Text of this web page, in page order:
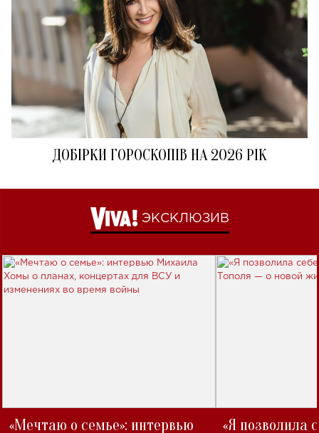
ДОБІРКИ ГОРОСКОПІВ НА 2026 РІК
ЭКСКЛЮЗИВ
«Мечтаю о семье»: интервью
«Я позволила